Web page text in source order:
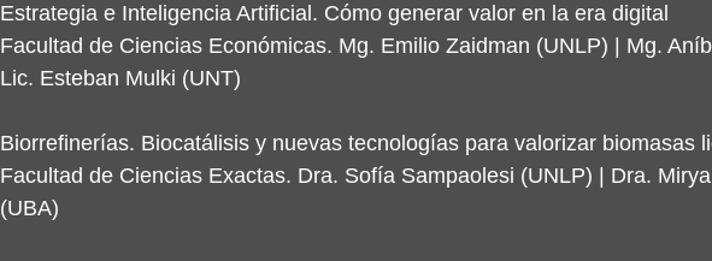
Estrategia e Inteligencia Artificial. Cómo generar valor en la era digital
Facultad de Ciencias Económicas. Mg. Emilio Zaidman (UNLP) | Mg.
Lic. Esteban Mulki (UNT)
Biorrefinerías. Biocatálisis y nuevas tecnologías para valorizar biomasas
Facultad de Ciencias Exactas. Dra. Sofía Sampaolesi (UNLP) | Dra.
(UBA)